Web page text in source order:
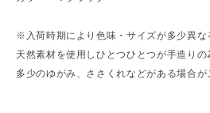
※入荷時期により色味・サイズが多少異な
天然素材を使用しひとつひとつが手造りの
多少のゆがみ、ささくれなどがある場合が